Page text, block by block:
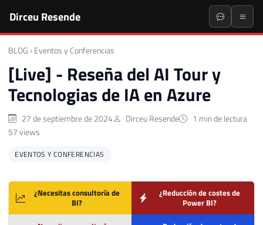
Dirceu Resende
BLOG › Eventos y Conferencias
[Live] - Reseña del AI Tour y
Tecnologias de IA en Azure
27 de septiembre de 2024 Dirceu Resende
1 min de lectura
57 views
EVENTOS Y CONFERENCIAS
¿Necesitas consultoría de
BI?
¿Reducción de costes de
Power BI?